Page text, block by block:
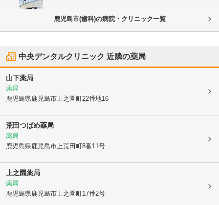
鹿児島市(歯科)の病院・クリニック一覧
中央デンタルクリニック 近隣の薬局
山下薬局
薬局
鹿児島県鹿児島市 上之園町22番地16
荒田つばめ薬局
薬局
鹿児島県鹿児島市 上荒田町8番11号
上之園薬局
薬局
鹿児島県鹿児島市 上之園町17番2号